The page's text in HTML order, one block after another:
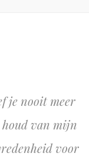
je nooit meer
houd van mijn
voor